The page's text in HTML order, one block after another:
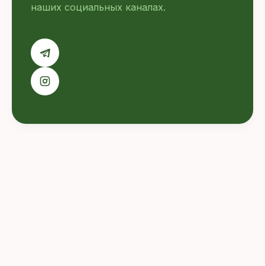
наших социальных каналах.